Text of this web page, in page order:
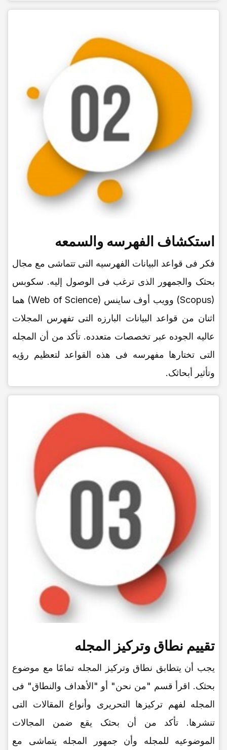
استکشاف الفهرسه والسمعه
فکر فی قواعد البیانات الفهرسیه التی تتماشى مع مجال
بحثک والجمهور الذی ترغب فی الوصول إلیه. سکوبس
(Scopus) وویب أوف ساینس (Web of Science) هما
اثنان من قواعد البیانات البارزه التی تفهرس المجلات
عالیه الجوده عبر تخصصات متعدده. تأکد من أن المجله
التی تختارها مفهرسه فی هذه القواعد لتعظیم رؤیه
وتأثیر أبحاثک.
تقییم نطاق وترکیز المجله
یجب أن یتطابق نطاق وترکیز المجله تمامًا مع موضوع
بحثک. اقرأ قسم "من نحن" أو "الأهداف والنطاق" فی
المجله لفهم ترکیزها التحریری وأنواع المقالات التی
تنشرها. تأکد من أن بحثک یقع ضمن المجالات
الموضوعیه للمجله وأن جمهور المجله یتماشى مع